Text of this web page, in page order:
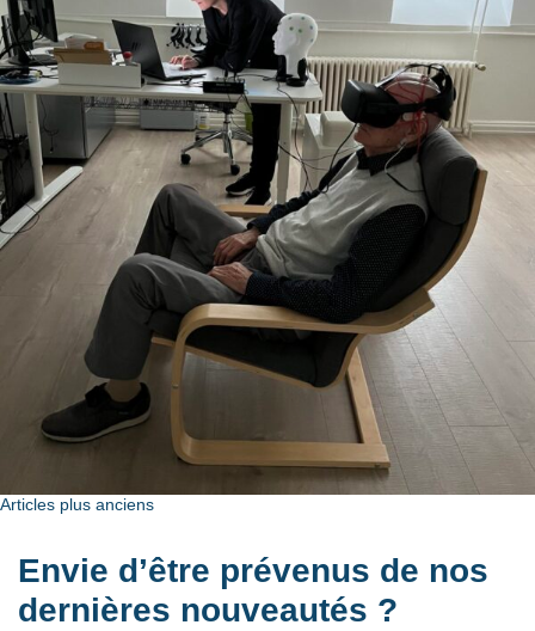
Navigation
des
articles
Articles plus anciens
Envie d’être prévenus de nos
dernières nouveautés ?